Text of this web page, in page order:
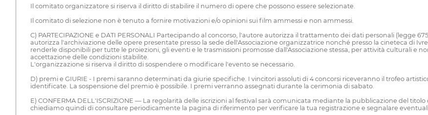
Il comitato organizzatore si riserva il diritto di stabilire il numero di opere che possono essere selezionate.
Il comitato di selezione non è tenuto a fornire motivazioni e/o opinioni sui film ammessi e non ammessi.
C) PARTECIPAZIONE e DATI PERSONALI Partecipando al concorso, l'autore autorizza il trattamento dei dati personali (legge
autorizza l'archiviazione delle opere presentate presso la sede dell'Associazione organizzatrice nonché presso la cineteca di
renderle disponibili per tutte le proiezioni, gli eventi e le trasmissioni promosse dall'Associazione stessa, per attività culturali e
accettazione delle condizioni stabilite.
L'organizzazione si riserva il diritto di sospendere o modificare l'evento se necessario.
D) premi e GIURIE - I premi saranno determinati da giurie specifiche. I vincitori assoluti di 4 concorsi riceveranno il trofeo
identificate. La sospensione del premio è possibile. I premi verranno assegnati durante la cerimonia di sabato.
E) CONFERMA DELL'ISCRIZIONE — La regolarità delle iscrizioni al festival sarà comunicata mediante la pubblicazione del
chiediamo quindi di consultare periodicamente la pagina di riferimento per verificare la tua registrazione e segnalare